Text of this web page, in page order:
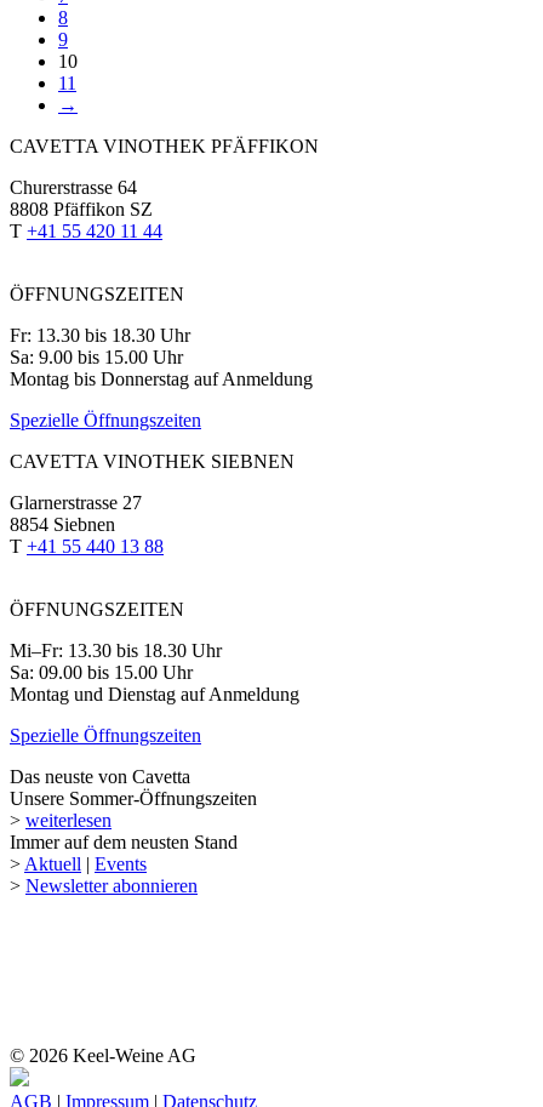
8
9
10
11
→
CAVETTA VINOTHEK PFÄFFIKON
Churerstrasse 64
8808 Pfäffikon SZ
T +41 55 420 11 44
ÖFFNUNGSZEITEN
Fr: 13.30 bis 18.30 Uhr
Sa: 9.00 bis 15.00 Uhr
Montag bis Donnerstag auf Anmeldung
Spezielle Öffnungszeiten
CAVETTA VINOTHEK SIEBNEN
Glarnerstrasse 27
8854 Siebnen
T +41 55 440 13 88
ÖFFNUNGSZEITEN
Mi–Fr: 13.30 bis 18.30 Uhr
Sa: 09.00 bis 15.00 Uhr
Montag und Dienstag auf Anmeldung
Spezielle Öffnungszeiten
Das neuste von Cavetta
Unsere Sommer-Öffnungszeiten
> weiterlesen
Immer auf dem neusten Stand
> Aktuell | Events
> Newsletter abonnieren
© 2026 Keel-Weine AG
AGB | Impressum | Datenschutz